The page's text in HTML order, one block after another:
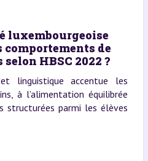
luxembourgeoise
de
selon HBSC 2022 ?
linguistique accentue les
à l’alimentation équilibrée
structurées parmi les élèves